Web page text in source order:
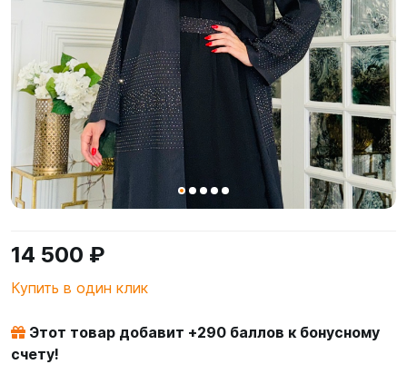
14 500 ₽
Купить в один клик
Этот товар добавит +290 баллов к бонусному
счету!